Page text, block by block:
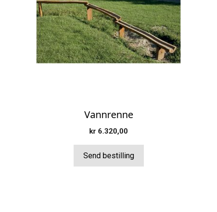
Vannrenne
kr 6.320,00
Send bestilling